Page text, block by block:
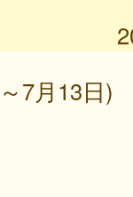
7月13日)